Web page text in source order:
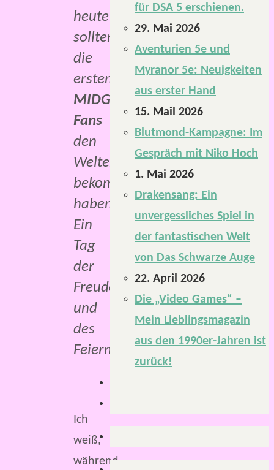
heute
sollten
die
ersten
MIDGARD-
Fans
den
Weltenband
bekommen
haben.
Ein
Tag
der
Freude
und
des
Feierns.
Ich
weiß,
während
für DSA 5 erschienen.
29. Mai 2026
Aventurien 5e und
Myranor 5e: Neuigkeiten
aus erster Hand
15. Mail 2026
Blutmond-Kampagne: Im
Gespräch mit Niko Hoch
1. Mai 2026
Drakensang: Ein
unvergessliches Spiel in
der fantastischen Welt
von Das Schwarze Auge
22. April 2026
Die „Video Games“ –
Mein Lieblingsmagazin
aus den 1990er-Jahren ist
zurück!